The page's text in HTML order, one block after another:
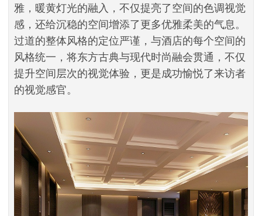
雅，暖黄灯光的融入，不仅提亮了空间的色调视觉
感，还给沉稳的空间增添了更多优雅柔美的气息。
过道的整体风格的定位严谨，与酒店的每个空间的
风格统一，将东方古典与现代时尚融会贯通，不仅
提升空间层次的视觉体验，更是成功愉悦了来访者
的视觉感官。